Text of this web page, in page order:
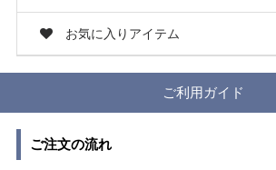
お気に入りアイテム
ご利用ガイド
ご注文の流れ